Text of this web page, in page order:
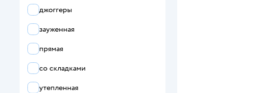
джоггеры
зауженная
прямая
со складками
утепленная